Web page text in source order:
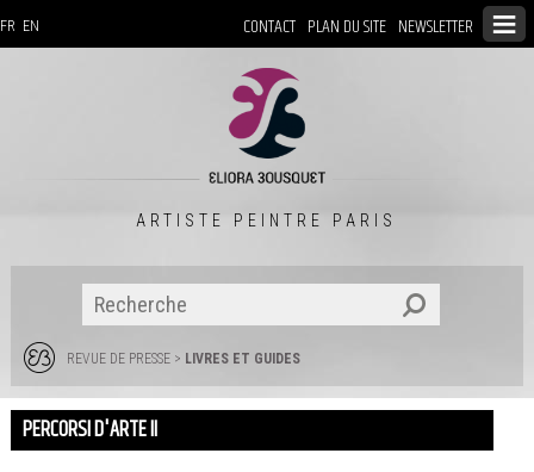
CONTACT PLAN DU SITE NEWSLETTER
FR EN
ARTISTE PEINTRE PARIS
REVUE DE PRESSE> LIVRES ET GUIDES
PERCORSI D'ARTE II